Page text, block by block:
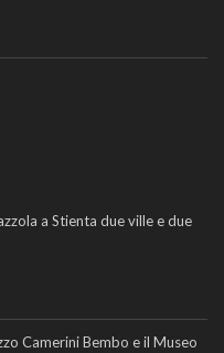
a Stienta due ville e due
Camerini Bembo e il Museo